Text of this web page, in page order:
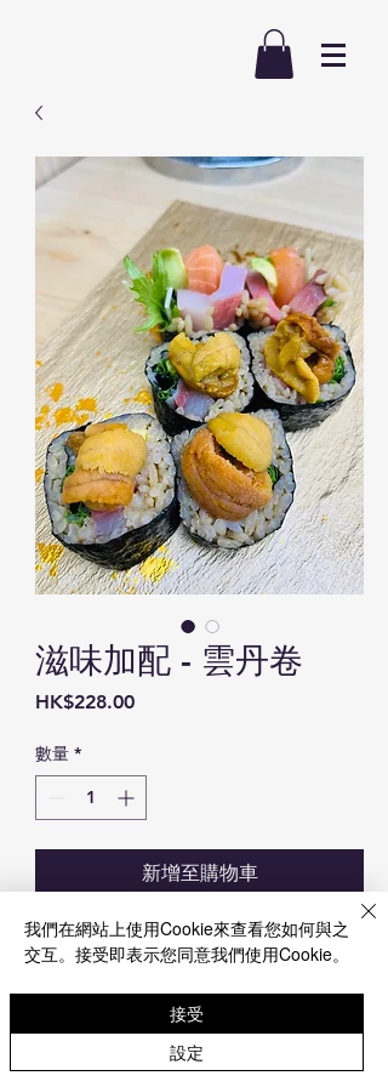
滋味加配 - 雲丹卷
HK$228.00價
數量 *
新增至購物車
滋味加配 - 雲丹卷 6件
*敬請先選壽司拼盤後加配, 恕不單
點
我們在網站上使用Cookie來查看您如何與之
交互。接受即表示您同意我們使用Cookie。
設定
接受